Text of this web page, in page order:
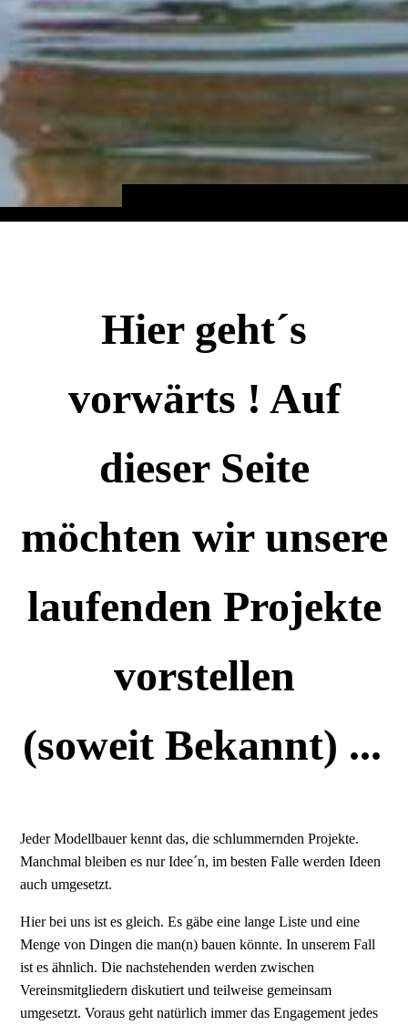
Hier geht´s
vorwärts ! Auf
dieser Seite
möchten wir unsere
laufenden Projekte
vorstellen
(soweit Bekannt) ...
Jeder Modellbauer kennt das, die schlummernden Projekte.
Manchmal bleiben es nur Idee´n, im besten Falle werden Ideen
auch umgesetzt.
Hier bei uns ist es gleich. Es gäbe eine lange Liste und eine
Menge von Dingen die man(n) bauen könnte. In unserem Fall
ist es ähnlich. Die nachstehenden werden zwischen
Vereinsmitgliedern diskutiert und teilweise gemeinsam
umgesetzt. Voraus geht natürlich immer das Engagement jedes